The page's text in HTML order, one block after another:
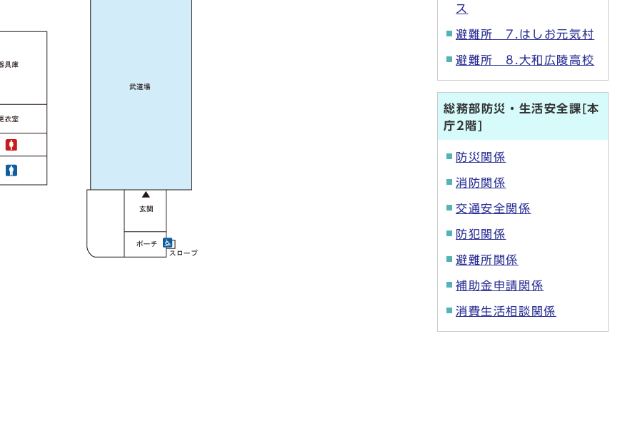
ス
避難所 7.はしお元気村
避難所 8.大和広陵高校
総務部防災・生活安全課[本
庁2階]
防災関係
消防関係
交通安全関係
防犯関係
避難所関係
補助金申請関係
消費生活相談関係